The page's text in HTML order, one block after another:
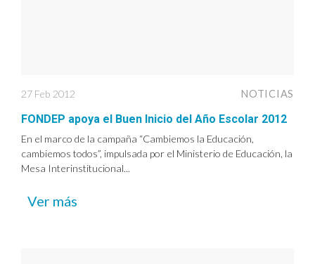
27 Feb 2012 NOTICIAS
FONDEP apoya el Buen Inicio del Año Escolar 2012
En el marco de la campaña “Cambiemos la Educación,
cambiemos todos”, impulsada por el Ministerio de Educación, la
Mesa Interinstitucional...
Ver más